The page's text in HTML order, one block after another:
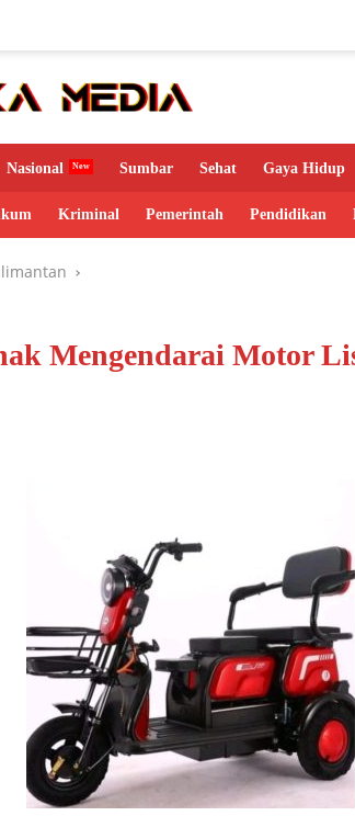
Nasional Sumbar Sehat Gaya Hidup
Kriminal Pemerintah Pendidikan
Mengendarai Motor